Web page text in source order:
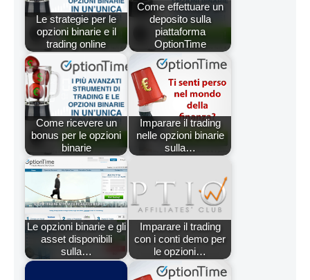
Le strategie per le
opzioni binarie e il
trading online
Come effettuare un
deposito sulla
piattaforma
OptionTime
Come ricevere un
bonus per le opzioni
binarie
Imparare il trading
nelle opzioni binarie
sulla…
Le opzioni binarie e gli
asset disponibili
sulla…
Imparare il trading
con i conti demo per
le opzioni…